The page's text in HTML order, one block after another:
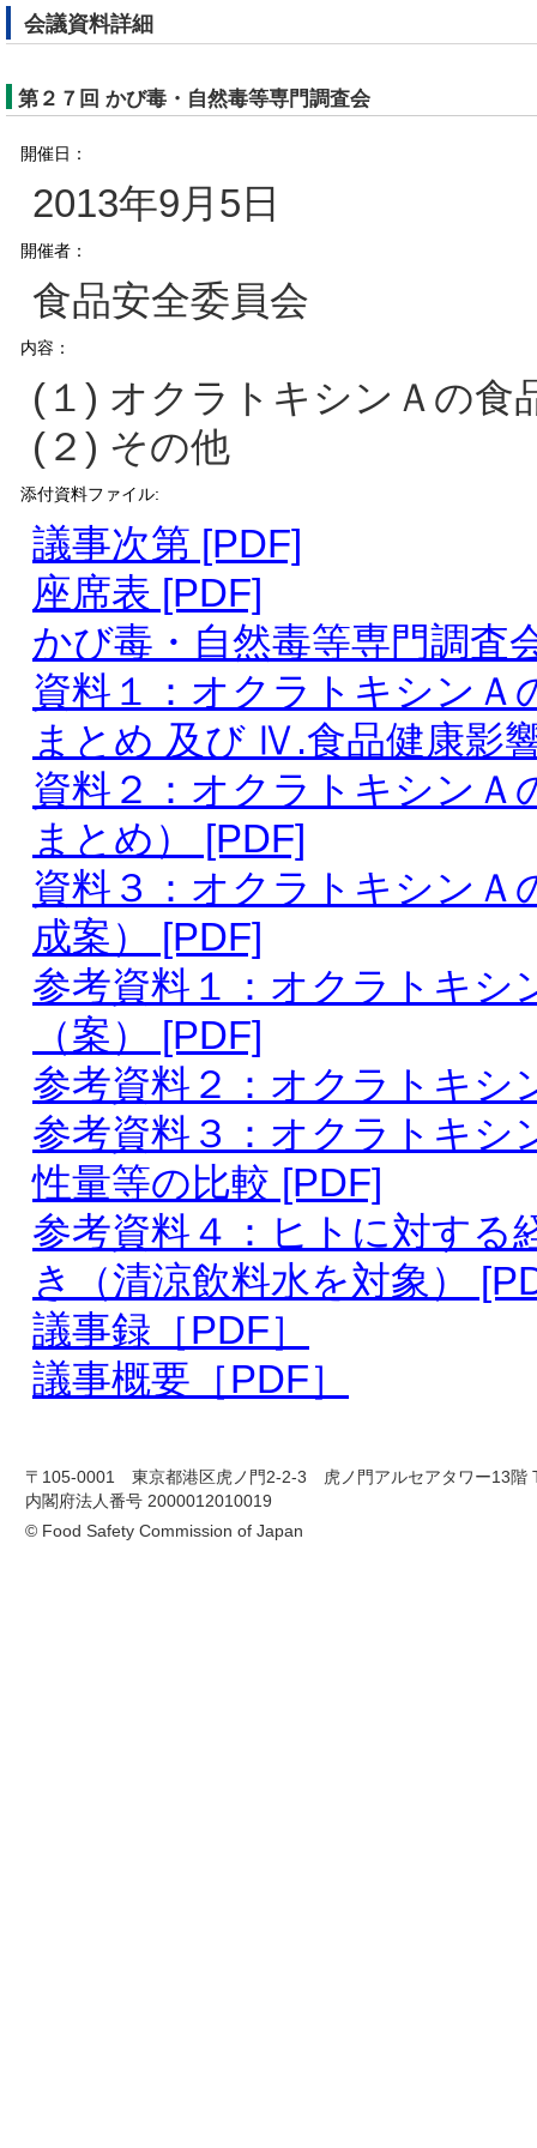
会議資料詳細
第２７回 かび毒・自然毒等専門調査会
開催日：
2013年9月5日
開催者：
食品安全委員会
内容：
(１) オクラトキシンＡの食
(２) その他
添付資料ファイル:
議事次第 [PDF]
座席表 [PDF]
かび毒・自然毒等専門調査
資料１：オクラトキシン
まとめ 及び Ⅳ.食品健康影
資料２：オクラトキシン
まとめ） [PDF]
資料３：オクラトキシン
成案） [PDF]
参考資料１：オクラトキシ
（案） [PDF]
参考資料２：オクラトキシ
参考資料３：オクラトキシ
性量等の比較 [PDF]
参考資料４：ヒトに対する
き（清涼飲料水を対象）
議事録［PDF］
議事概要［PDF］
〒105-0001 東京都港区虎ノ門2-2-3 虎ノ門アルセアタワー13階
内閣府法人番号 2000012010019
© Food Safety Commission of Japan